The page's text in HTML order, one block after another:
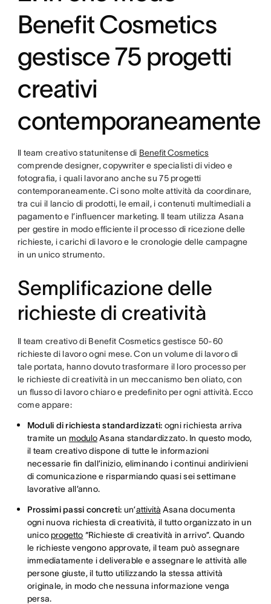
Benefit Cosmetics
gestisce 75 progetti
creativi
contemporaneamente
Il team creativo statunitense di Benefit Cosmetics
comprende designer, copywriter e specialisti di video e
fotografia, i quali lavorano anche su 75 progetti
contemporaneamente. Ci sono molte attività da coordinare,
tra cui il lancio di prodotti, le email, i contenuti multimediali a
pagamento e l’influencer marketing. Il team utilizza Asana
per gestire in modo efficiente il processo di ricezione delle
richieste, i carichi di lavoro e le cronologie delle campagne
in un unico strumento.
Semplificazione delle
richieste di creatività
Il team creativo di Benefit Cosmetics gestisce 50-60
richieste di lavoro ogni mese. Con un volume di lavoro di
tale portata, hanno dovuto trasformare il loro processo per
le richieste di creatività in un meccanismo ben oliato, con
un flusso di lavoro chiaro e predefinito per ogni attività. Ecco
come appare:
Moduli di richiesta standardizzati: ogni richiesta arriva
tramite un moduloAsana standardizzato. In questo modo,
il team creativo dispone di tutte le informazioni
necessarie fin dall’inizio, eliminando i continui andirivieni
di comunicazione e risparmiando quasi sei settimane
lavorative all’anno.
Prossimi passi concreti: un’attività Asana documenta
ogni nuova richiesta di creatività, il tutto organizzato in un
unicoprogetto “Richieste di creatività in arrivo”. Quando
le richieste vengono approvate, il team può assegnare
immediatamente i deliverable e assegnare le attività alle
persone giuste, il tutto utilizzando la stessa attività
originale, in modo che nessuna informazione venga
persa.